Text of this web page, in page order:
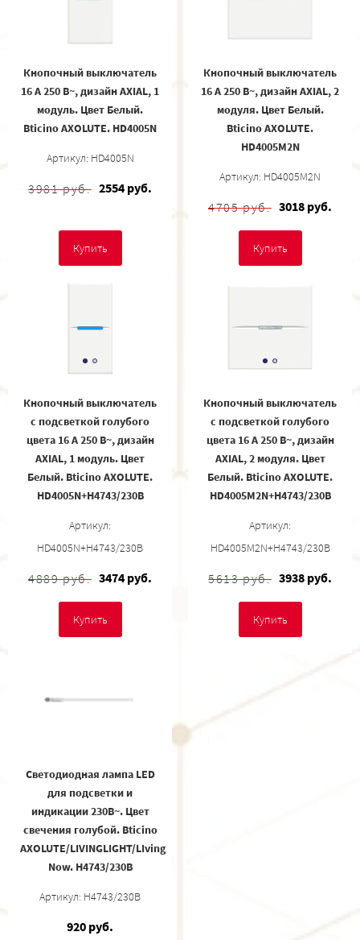
Кнопочный выключатель
16 А 250 В~, дизайн AXIAL, 1
модуль. Цвет Белый.
Bticino AXOLUTE. HD4005N
Артикул: HD4005N
3981 руб. 2554 руб.
Купить
Кнопочный выключатель
16 А 250 В~, дизайн AXIAL, 2
модуля. Цвет Белый.
Bticino AXOLUTE.
HD4005M2N
Артикул: HD4005M2N
4705 руб. 3018 руб.
Купить
Кнопочный выключатель
с подсветкой голубого
цвета 16 А 250 В~, дизайн
AXIAL, 1 модуль. Цвет
Белый. Bticino AXOLUTE.
HD4005N+H4743/230B
Артикул:
HD4005N+H4743/230B
4889 руб. 3474 руб.
Купить
Кнопочный выключатель
с подсветкой голубого
цвета 16 А 250 В~, дизайн
AXIAL, 2 модуля. Цвет
Белый. Bticino AXOLUTE.
HD4005M2N+H4743/230B
Артикул:
HD4005M2N+H4743/230B
5613 руб. 3938 руб.
Купить
Светодиодная лампа LED
для подсветки и
индикации 230В~. Цвет
свечения голубой. Bticino
AXOLUTE/LIVINGLIGHT/LIving
Now. H4743/230B
Артикул: H4743/230B
920 руб.